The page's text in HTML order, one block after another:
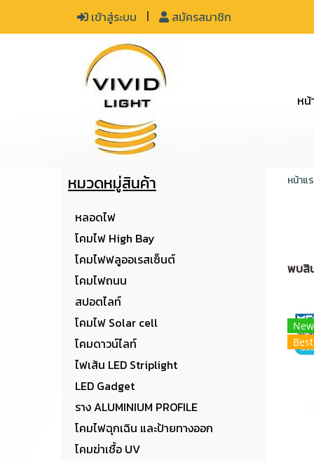
เข้าสู่ระบบ สมัครสมาชิก
หน้
หน้าแ
พบสิ
New
หมวดหมู่สินค้า
หลอดไฟ
โคมไฟ High Bay
โคมไฟฟลูออเรสเซ็นต์
โคมไฟถนน
สปอตไลท์
โคมไฟ Solar cell
โคมดาวน์ไลท์
ไฟเส้น LED Striplight
LED Gadget
ราง ALUMINIUM PROFILE
โคมไฟฉุกเฉิน และป้ายทางออก
โคมฆ่าเชื้อ UV